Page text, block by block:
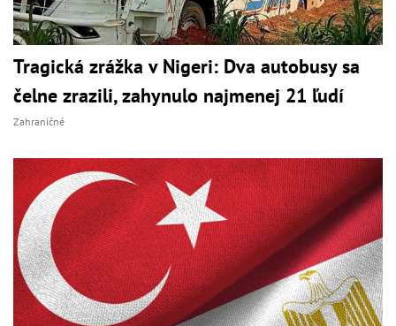
Tragická zrážka v Nigeri: Dva autobusy sa
čelne zrazili, zahynulo najmenej 21 ľudí
Zahraničné